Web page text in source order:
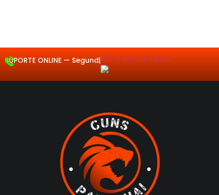
SUPORTE ONLINE — Segunda a Sex|Entre em contacto.